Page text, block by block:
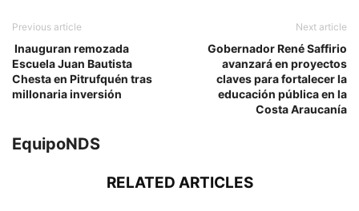
Previous article
Inauguran remozada
Escuela Juan Bautista
Chesta en Pitrufquén tras
millonaria inversión
Next article
Gobernador René Saffirio
avanzará en proyectos
claves para fortalecer la
educación pública en la
Costa Araucanía
EquipoNDS
RELATED ARTICLES